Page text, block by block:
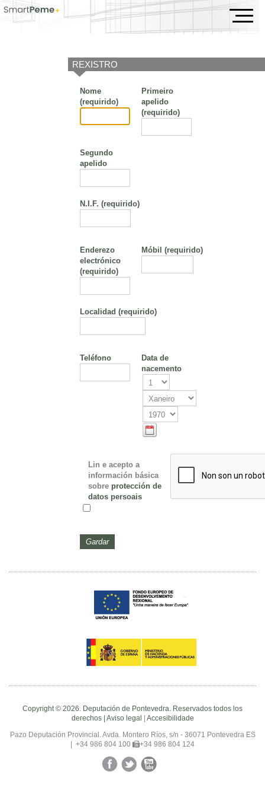
Evento
REXISTRO
Nome
(requirido)
Primeiro
apelido
(requirido)
Segundo
apelido
N.I.F. (requirido)
Enderezo
electrónico
(requirido)
Móbil (requirido)
Localidad (requirido)
Teléfono
Data de
nacemento
Lin e acepto a
información básica
sobre protección de
datos persoais
Copyright © 2026. Deputación de Pontevedra. Reservados todos los
derechos | Aviso legal | Accesibilidade
Pazo Deputación Provincial. Avda. Montero Ríos, s/n - 36071 Pontevedra ES
| +34 986 804 100
+34 986 804 124
FacebookTwitterYouTube